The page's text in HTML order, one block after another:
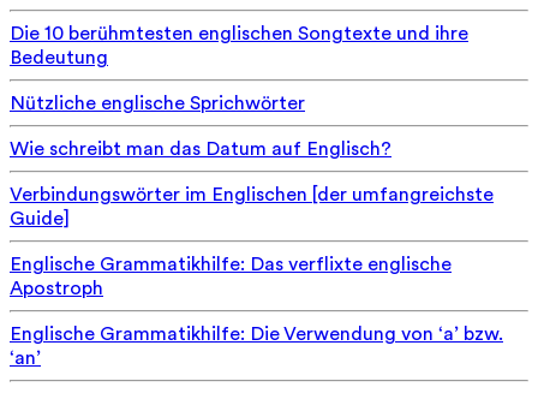
Die 10 berühmtesten englischen Songtexte und ihre
Bedeutung
Nützliche englische Sprichwörter
Wie schreibt man das Datum auf Englisch?
Verbindungswörter im Englischen [der umfangreichste
Guide]
Englische Grammatikhilfe: Das verflixte englische
Apostroph
Englische Grammatikhilfe: Die Verwendung von ‘a’ bzw.
‘an’